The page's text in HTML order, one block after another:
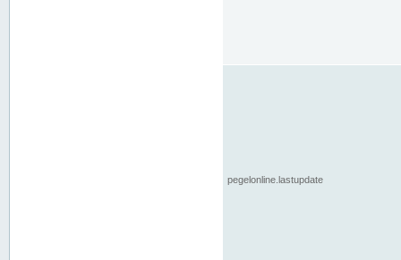
pegelonline.lastupdate